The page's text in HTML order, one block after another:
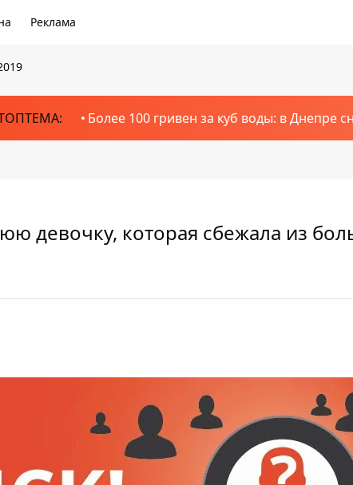
Реклама
Более 100 гривен за куб воды: в Днепре
девочку, которая сбежала из